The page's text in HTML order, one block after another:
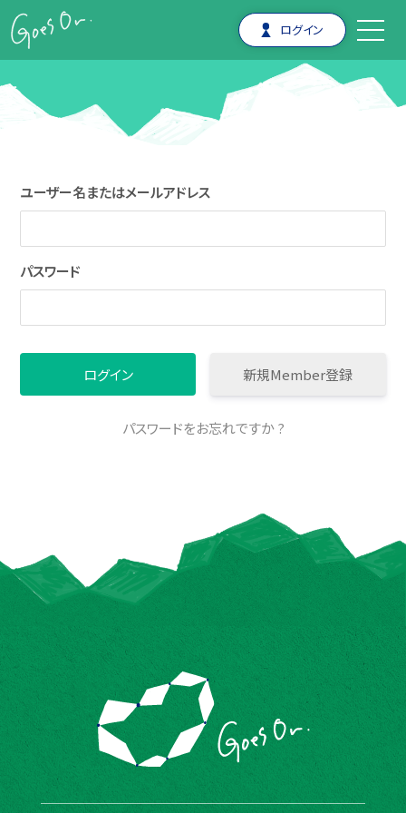
ログイン
ユーザー名またはメールアドレス
パスワード
新規Member登録
パスワードをお忘れですか ?